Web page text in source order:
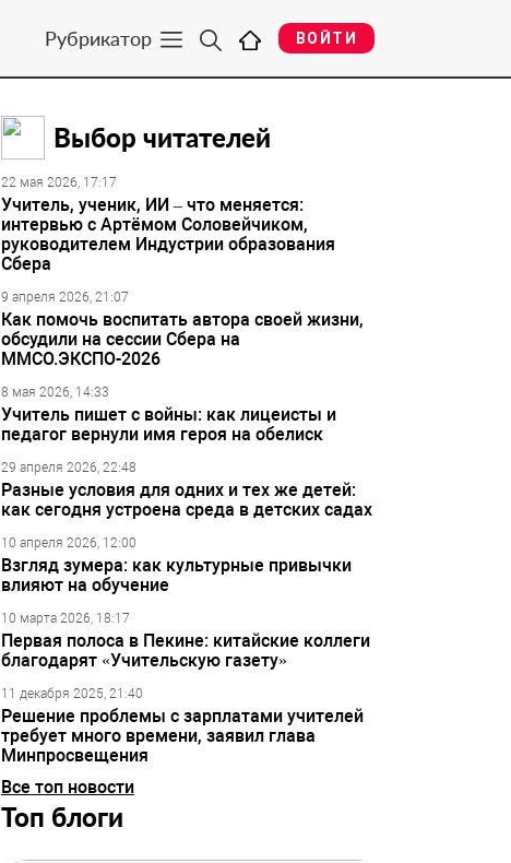
Рубрикатор ВОЙТИ
Выбор читателей
22 мая 2026, 17:17
Учитель, ученик, ИИ – что меняется:
интервью с Артёмом Соловейчиком,
руководителем Индустрии образования
Сбера
9 апреля 2026, 21:07
Как помочь воспитать автора своей жизни,
обсудили на сессии Сбера на
ММСО.ЭКСПО-2026
8 мая 2026, 14:33
Учитель пишет с войны: как лицеисты и
педагог вернули имя героя на обелиск
29 апреля 2026, 22:48
Разные условия для одних и тех же детей:
как сегодня устроена среда в детских садах
10 апреля 2026, 12:00
Взгляд зумера: как культурные привычки
влияют на обучение
10 марта 2026, 18:17
Первая полоса в Пекине: китайские коллеги
благодарят «Учительскую газету»
11 декабря 2025, 21:40
Решение проблемы с зарплатами учителей
требует много времени, заявил глава
Минпросвещения
Все топ новости
Топ блоги